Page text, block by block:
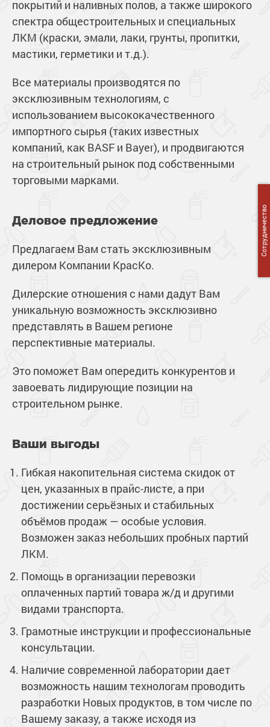
покрытий и наливных полов, а также широкого
спектра общестроительных и специальных
ЛКМ (краски, эмали, лаки, грунты, пропитки,
мастики, герметики и т.д.).
Все материалы производятся по
эксклюзивным технологиям, с
использованием высококачественного
импортного сырья (таких известных
компаний, как BASF и Bayer), и продвигаются
на строительный рынок под собственными
торговыми марками.
Деловое предложение
Предлагаем Вам стать эксклюзивным
дилером Компании КрасКо.
Дилерские отношения с нами дадут Вам
уникальную возможность эксклюзивно
представлять в Вашем регионе
перспективные материалы.
Это поможет Вам опередить конкурентов и
завоевать лидирующие позиции на
строительном рынке.
Ваши выгоды
Гибкая накопительная система скидок от
цен, указанных в прайс-листе, а при
достижении серьёзных и стабильных
объёмов продаж — особые условия.
Возможен заказ небольших пробных партий
ЛКМ.
Помощь в организации перевозки
оплаченных партий товара ж/д и другими
видами транспорта.
Грамотные инструкции и профессиональные
консультации.
Наличие современной лаборатории дает
возможность нашим технологам проводить
разработки Новых продуктов, в том числе по
Вашему заказу, а также исходя из
Сотрудничество